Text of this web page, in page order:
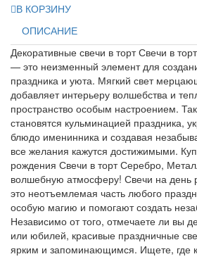
В КОРЗИНУ
ОПИСАНИЕ
Декоративные свечи в торт Свечи в
— это неизменный элемент для
праздника и уюта. Мягкий свет
добавляет интерьеру волшебства и
пространство особым настроением.
становятся кульминацией праздника,
блюдо именинника и создавая
все желания кажутся достижимыми.
рождения Свечи в торт Серебро,
волшебную атмосферу! Свечи на
это неотъемлемая часть любого
особую магию и помогают создать
Независимо от того, отмечаете ли вы
или юбилей, красивые праздничные
ярким и запоминающимся. Ищете, где